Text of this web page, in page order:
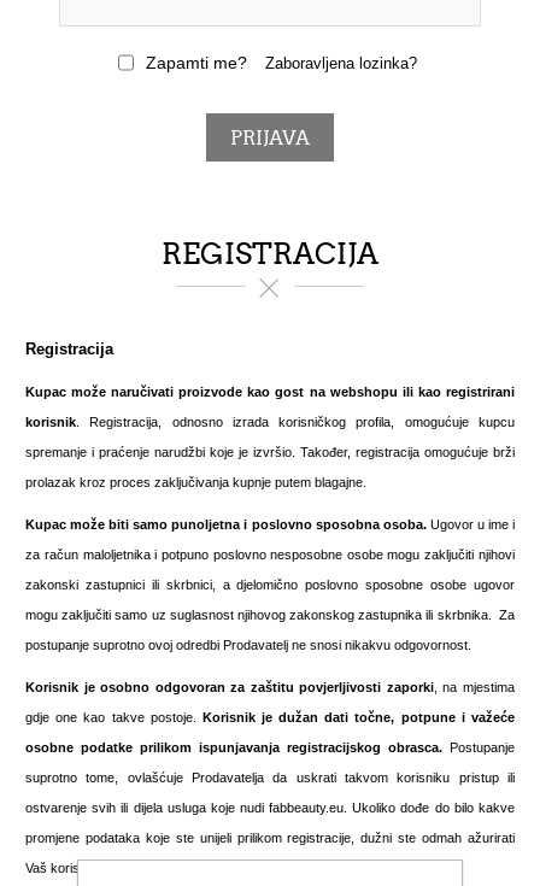
Zapamti me? Zaboravljena lozinka?
REGISTRACIJA
Registracija
Kupac može naručivati proizvode kao gost na webshopu ili kao registrirani
korisnik . Registracija, odnosno izrada korisničkog profila, omogućuje kupcu
spremanje i praćenje narudžbi koje je izvršio. Također, registracija omogućuje brži
prolazak kroz proces zaključivanja kupnje putem blagajne.
Kupac može biti samo punoljetna i poslovno sposobna osoba.Ugovor u ime i
za račun maloljetnika i potpuno poslovno nesposobne osobe mogu zaključiti njihovi
zakonski zastupnici ili skrbnici, a djelomično poslovno sposobne osobe ugovor
mogu zaključiti samo uz suglasnost njihovog zakonskog zastupnika ili skrbnika. Za
postupanje suprotno ovoj odredbi Prodavatelj ne snosi nikakvu odgovornost.
Korisnik je osobno odgovoran za zaštitu povjerljivosti zaporki, na mjestima
gdje one kao takve postoje. Korisnik je dužan dati točne, potpune i važeće
osobne podatke prilikom ispunjavanja registracijskog obrasca.Postupanje
suprotno tome, ovlašćuje Prodavatelja da uskrati takvom korisniku pristup ili
ostvarenje svih ili dijela usluga koje nudi fabbeauty.eu. Ukoliko dođe do bilo kakve
promjene podataka koje ste unijeli prilikom registracije, dužni ste odmah ažurirati
Vaš korisnički račun kako biste nas obavijestili o nastalim promjenama.